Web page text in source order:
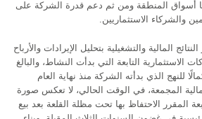
أسواق المنطقة ومن ثم دعم قدرة الشركة على
والشركاء الاستثماريين.
المالية والتشغيلية بتحليل الإيرادات والأرباح
الاستثمارية التابعة التي بدأت النشاط، والبالغ
للنهج الذي بدأته الشركة منذ نهاية العام
المجمعة، في الوقت الحالي، لا تعكس صورة
المقرر الاحتفاظ بها تحت مظلة القلعة بعد بيع